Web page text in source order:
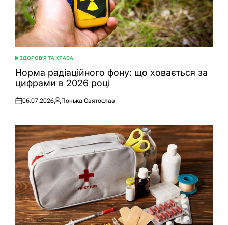
ОПУБЛІКУВАТИ
У
ЗДОРОВ'Я ТА КРАСА
Норма радіаційного фону: що ховається за
цифрами в 2026 році
Оприлюднено
06.07.2026
Опубліковано
Понька Святослав